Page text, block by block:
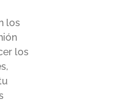
los
los